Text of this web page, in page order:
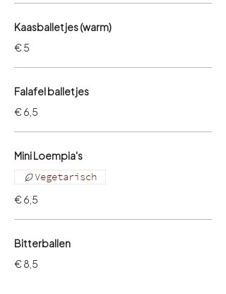
Kaasballetjes (warm)
€ 5
Falafel balletjes
€ 6,5
Mini Loempia's
€ 6,5
Vegetarisch
Bitterballen
€ 8,5